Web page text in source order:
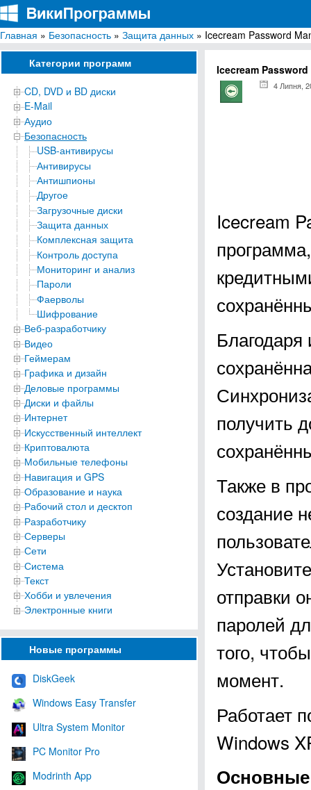
ВикиПрограммы
Энциклопедия бесплатных компьютерных программ для Windows
Главная » Безопасность » Защита данных » Icecream Password
Категории программ
CD, DVD и BD диски
E-Mail
Аудио
Безопасность
USB-антивирусы
Антивирусы
Антишпионы
Другое
Загрузочные диски
Защита данных
Комплексная защита
Контроль доступа
Мониторинг и анализ
Пароли
Фаерволы
Шифрование
Веб-разработчику
Видео
Геймерам
Графика и дизайн
Деловые программы
Диски и файлы
Интернет
Искусственный интеллект
Криптовалюта
Мобильные телефоны
Навигация и GPS
Образование и наука
Рабочий стол и десктоп
Разработчику
Серверы
Сети
Система
Текст
Хобби и увлечения
Электронные книги
Новые программы
DiskGeek
Windows Easy Transfer
Ultra System Monitor
PC Monitor Pro
Modrinth App
Icecream
4 Липня,
Icecream
получить
Также в
создание
отправки
паролей
того,
момент.
Работает
Windows
Основные